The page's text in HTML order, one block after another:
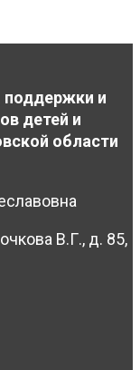
поддержки и
детей и
области
В.Г., д. 85,